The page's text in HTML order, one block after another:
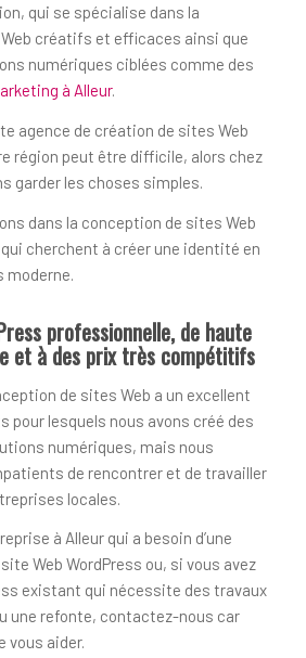
qui se spécialise dans la
créatifs et efficaces ainsi que
numériques ciblées comme des
à Alleur.
agence de création de sites Web
région peut être difficile, alors chez
garder les choses simples.
dans la conception de sites Web
cherchent à créer une identité en
moderne.
professionnelle, de haute
et à des prix très compétitifs
de sites Web a un excellent
pour lesquels nous avons créé des
numériques, mais nous
de rencontrer et de travailler
locales.
à Alleur qui a besoin d’une
Web WordPress ou, si vous avez
existant qui nécessite des travaux
une refonte, contactez-nous car
vous aider.